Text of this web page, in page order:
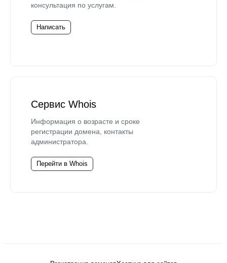
консультация по услугам.
Написать
Сервис Whois
Информация о возрасте и сроке
регистрации домена, контакты
администратора.
Перейти в Whois